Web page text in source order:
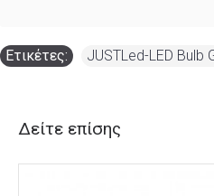
Ετικέτες: JUSTLed-LED
Δείτε επίσης